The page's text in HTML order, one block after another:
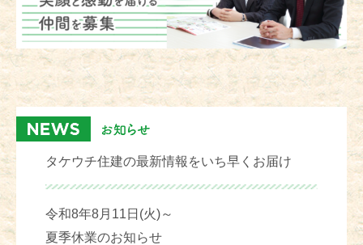
タケウチ住建の最新情報をいち早くお届け
令和8年8月11日(火)～
夏季休業のお知らせ